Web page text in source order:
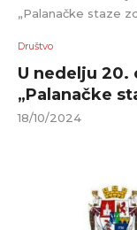
„Palanačke staze
Društvo
U nedelju 20.
„Palanačke
18/10/2024